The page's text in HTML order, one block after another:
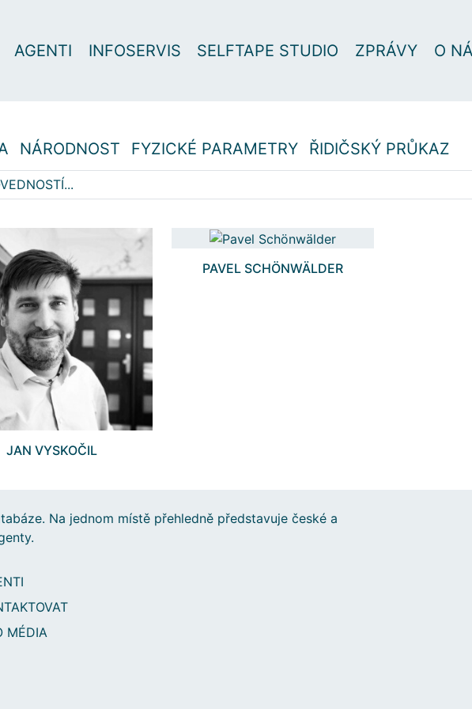
AGENTI INFOSERVIS SELFTAPE STUDIO ZPRÁVY O
NÁRODNOST FYZICKÉ PARAMETRY ŘIDIČSKÝ PRŮKAZ
JAN VYSKOČIL
PAVEL SCHÖNWÄLDER
Na jednom místě přehledně představuje české a
MÉDIA